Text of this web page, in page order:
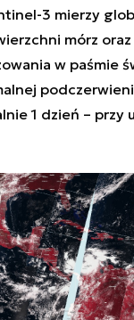
3 mierzy
mórz oraz
w paśmie
1 dzień – przy